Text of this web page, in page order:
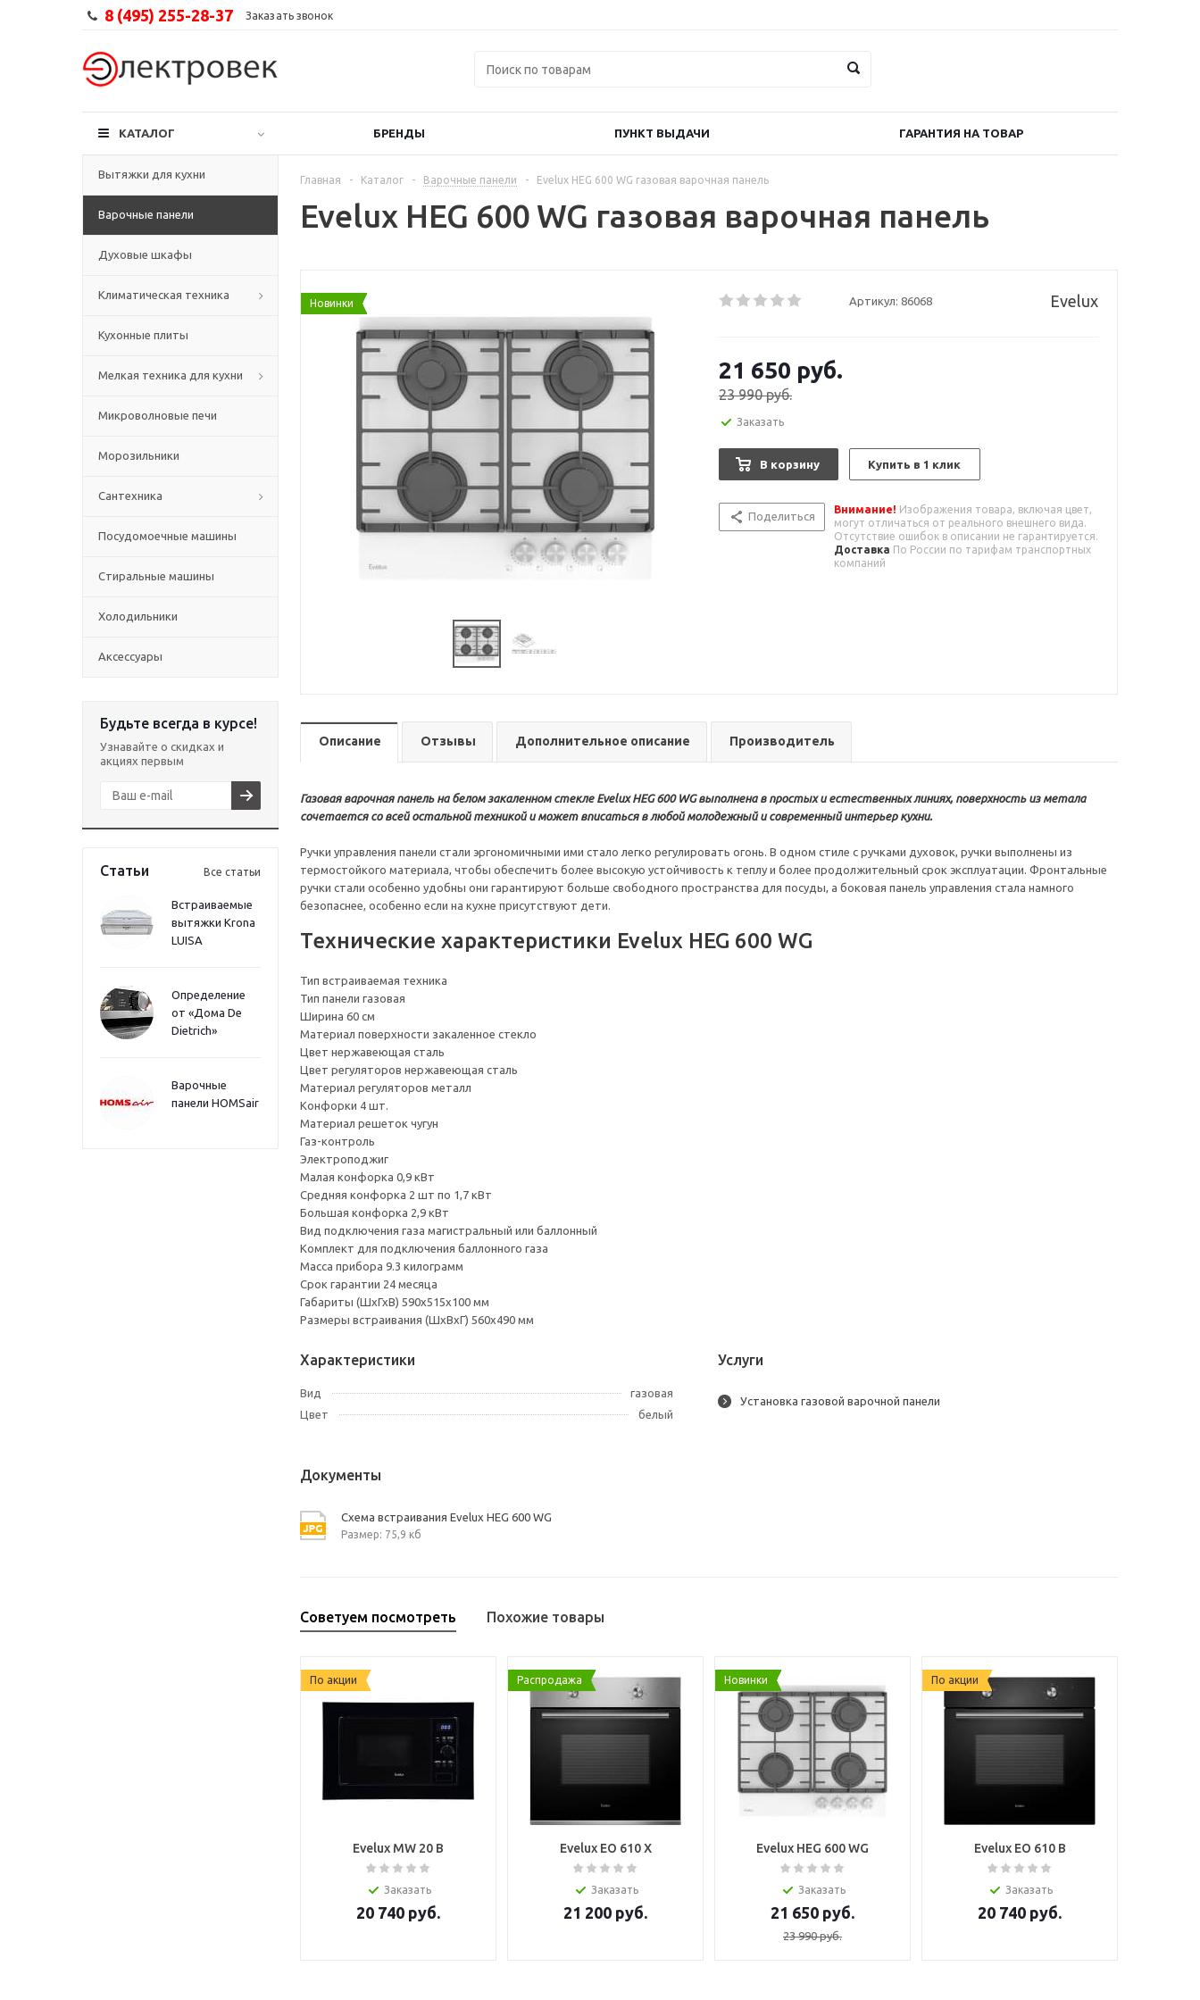
8 (495) 255-28-37 Заказать звонок
КАТАЛОГ БРЕНДЫ ПУНКТ ВЫДАЧИ ГАРАНТИЯ НА ТОВАР
Вытяжки для кухни
Варочные панели
Духовые шкафы
Климатическая техника
Кухонные плиты
Мелкая техника для кухни
Микроволновые печи
Морозильники
Сантехника
Посудомоечные машины
Стиральные машины
Холодильники
Аксессуары
Будьте всегда в курсе!
Узнавайте о скидках и
акциях первым
Статьи Все статьи
Встраиваемые
вытяжки Krona
LUISA
Определение
от «Дома De
Dietrich»
Варочные
панели HOMSair
Главная - Каталог - Варочные панели - Evelux HEG 600 WG газовая варочная панель
Evelux HEG 600 WG газовая варочная панель
Новинки Артикул: 86068 Evelux
21 650 руб.
23 990руб.
Заказать
В корзину Купить в 1 клик
Поделиться
Внимание! Изображения товара, включая цвет,
могут отличаться от реального внешнего вида.
Отсутствие ошибок в описании не гарантируется.
Доставка По России по тарифам транспортных
компаний
Описание Отзывы Дополнительное описание Производитель
Газовая варочная панель на белом закаленном стекле Evelux HEG 600 WG выполнена в простых и естественных линиях, поверхность из метала
сочетается со всей остальной техникой и может вписаться в любой молодежный и современный интерьер кухни.
Ручки управления панели стали эргономичными ими стало легко регулировать огонь. В одном стиле с ручками духовок, ручки выполнены из
термостойкого материала, чтобы обеспечить более высокую устойчивость к теплу и более продолжительный срок эксплуатации. Фронтальные
ручки стали особенно удобны они гарантируют больше свободного пространства для посуды, а боковая панель управления стала намного
безопаснее, особенно если на кухне присутствуют дети.
Технические характеристики Evelux HEG 600 WG
Тип встраиваемая техника
Тип панели газовая
Ширина 60 см
Материал поверхности закаленное стекло
Цвет нержавеющая сталь
Цвет регуляторов нержавеющая сталь
Материал регуляторов металл
Конфорки 4 шт.
Материал решеток чугун
Газ-контроль
Электроподжиг
Малая конфорка 0,9 кВт
Средняя конфорка 2 шт по 1,7 кВт
Большая конфорка 2,9 кВт
Вид подключения газа магистральный или баллонный
Комплект для подключения баллонного газа
Масса прибора 9.3 килограмм
Срок гарантии 24 месяца
Габариты (ШхГхВ) 590х515х100 мм
Размеры встраивания (ШхВхГ) 560x490 мм
Характеристики
Вид
газовая
Цвет
белый
Услуги
Установка газовой варочной панели
Документы
Схема встраивания Evelux HEG 600 WG
Размер: 75,9 кб
Советуем посмотреть Похожие товары
По акции
Evelux MW 20 B
Заказать
20 740 руб.
Распродажа
Evelux EO 610 X
Заказать
21 200 руб.
Новинки
Evelux HEG 600 WG
Заказать
21 650 руб.
23 990руб.
По акции
Evelux EO 610 B
Заказать
20 740 руб.